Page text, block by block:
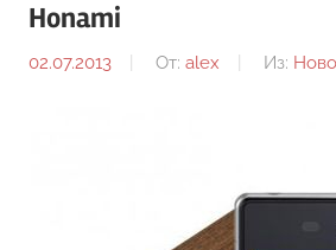
Honami
02.07.2013 От: alex Из: